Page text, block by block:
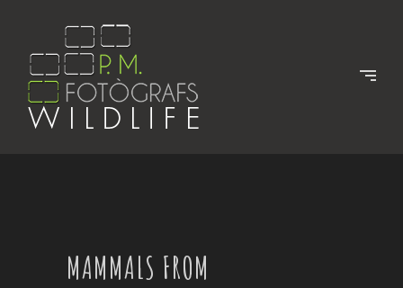
MAMMALS FROM